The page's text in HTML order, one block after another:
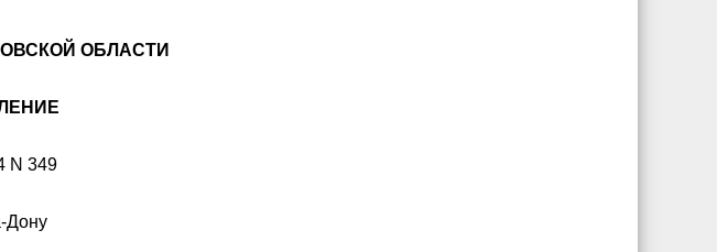
ОБЛАСТИ
N 349
Дону